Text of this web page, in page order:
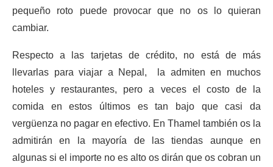
pequeño roto puede provocar que no os lo quieran
cambiar.
Respecto a las tarjetas de crédito, no está de más
llevarlas para viajar a Nepal, la admiten en muchos
hoteles y restaurantes, pero a veces el costo de la
comida en estos últimos es tan bajo que casi da
vergüenza no pagar en efectivo. En Thamel también os la
admitirán en la mayoría de las tiendas aunque en
algunas si el importe no es alto os dirán que os cobran un